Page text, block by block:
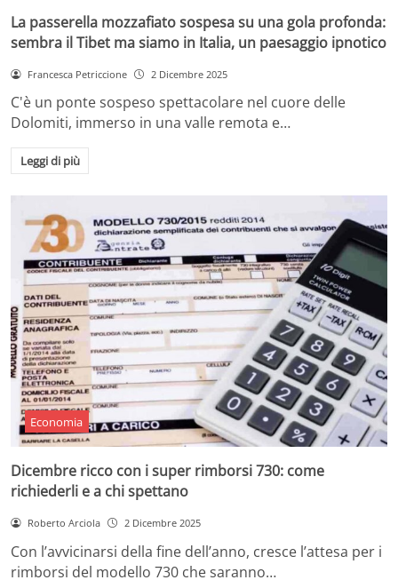
La passerella mozzafiato sospesa su una gola profonda:
sembra il Tibet ma siamo in Italia, un paesaggio ipnotico
Francesca Petriccione 2 Dicembre 2025
C'è un ponte sospeso spettacolare nel cuore delle
Dolomiti, immerso in una valle remota e…
Leggi di più
Economia
Dicembre ricco con i super rimborsi 730: come
richiederli e a chi spettano
Roberto Arciola 2 Dicembre 2025
Con l’avvicinarsi della fine dell’anno, cresce l’attesa per i
rimborsi del modello 730 che saranno…